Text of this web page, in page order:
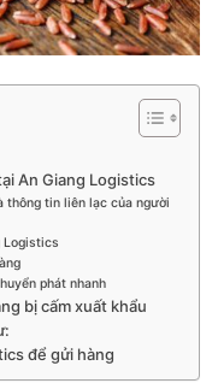
An Giang Logistics
thông tin liên lạc của người
Logistics
phát nhanh
bị cấm xuất khẩu
để gửi hàng